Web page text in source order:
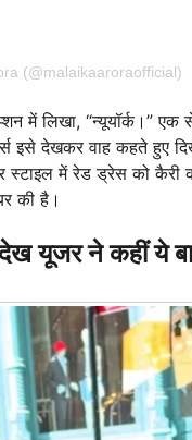
(@malaikaaroraofficial)
में लिखा,
इसे देखकर वाह कहते
स्टाइल में रेड ड्रेस को
की है।
यूजर ने कहीं ये